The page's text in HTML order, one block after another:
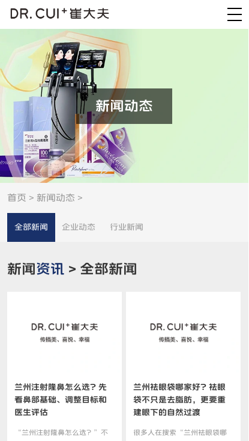
新闻动态
首页 > 新闻动态 >
全部新闻 企业动态 行业新闻
新闻资讯 > 全部新闻
兰州注射隆鼻怎么选？先
看鼻部基础、调整目标和
医生评估
“兰州注射隆鼻怎么选？”不
兰州祛眼袋哪家好？祛眼
袋不只是去脂肪，更要重
建眼下的自然过渡
很多人在搜索“兰州祛眼袋哪